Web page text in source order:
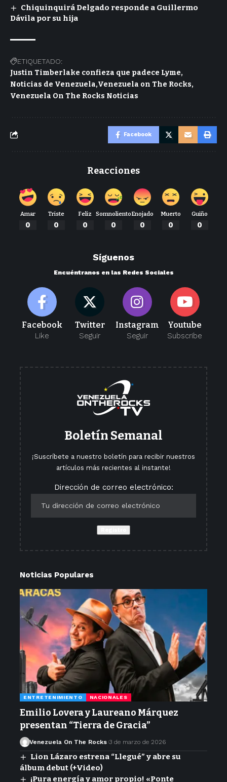
Chiquinquirá Delgado responde a Guillermo
Dávila por su hija
ETIQUETADO:
Justin Timberlake confieza que padece Lyme
Noticias de Venezuela Venezuela on The Rocks
Venezuela On The Rocks Noticias
Facebook
Reacciones
Amar
0
Triste
0
Feliz
0
Somnoliento
0
Enojado
0
Muerto
0
Guiño
0
Síguenos
Encuéntranos en las Redes Sociales
Facebook
Like
Twitter
Seguir
Instagram
Seguir
Youtube
Subscribe
Boletín Semanal
¡Suscríbete a nuestro boletín para recibir nuestros
artículos más recientes al instante!
Dirección de correo electrónico:
Noticias Populares
ENTRETENIMIENTO NACIONALES
Emilio Lovera y Laureano Márquez
presentan “Tierra de Gracia”
Venezuela On The Rocks 3 de marzo de 2026
Lion Lázaro estrena “Llegué” y abre su
álbum debut (+Video)
¡Pura energía y amor propio! «Ponte